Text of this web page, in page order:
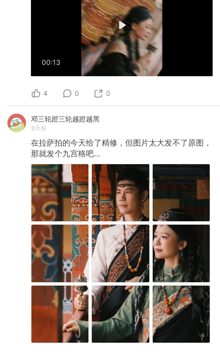
00:13
4 0 0
邓三轮蹬三轮越蹬越黑
3天前
在拉萨拍的今天给了精修，但图片太大发不了原图，
那就发个九宫格吧…